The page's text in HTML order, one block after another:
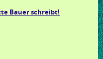
Bauer schreibt!